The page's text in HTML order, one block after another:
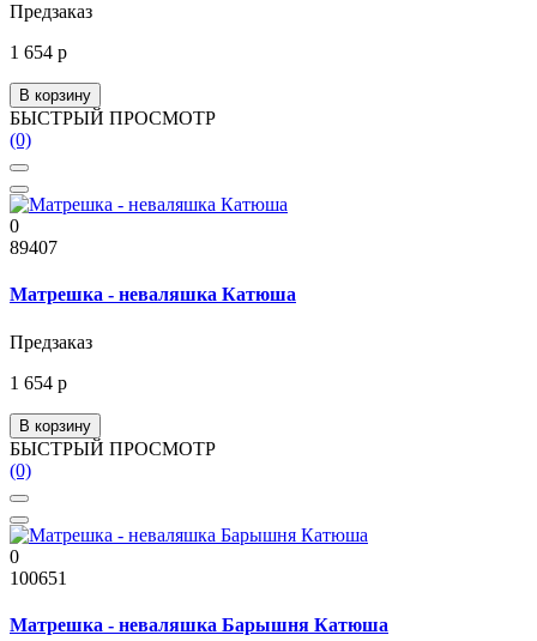
Предзаказ
1 654 р
В корзину
БЫСТРЫЙ ПРОСМОТР
(0)
0
89407
Матрешка - неваляшка Катюша
Предзаказ
1 654 р
В корзину
БЫСТРЫЙ ПРОСМОТР
(0)
0
100651
Матрешка - неваляшка Барышня Катюша